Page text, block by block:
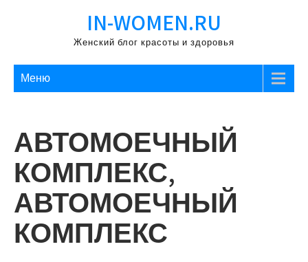
IN-WOMEN.RU
Женский блог красоты и здоровья
Меню
АВТОМОЕЧНЫЙ
КОМПЛЕКС,
АВТОМОЕЧНЫЙ
КОМПЛЕКС